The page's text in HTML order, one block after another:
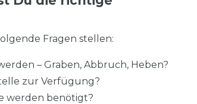
Fragen stellen:
– Graben, Abbruch, Heben?
zur Verfügung?
werden benötigt?